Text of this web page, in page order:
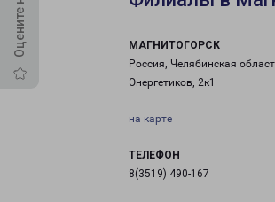
МАГНИТОГОРСК
Россия, Челябинская
Энергетиков, 2к1
на карте
ТЕЛЕФОН
8(3519) 490-167